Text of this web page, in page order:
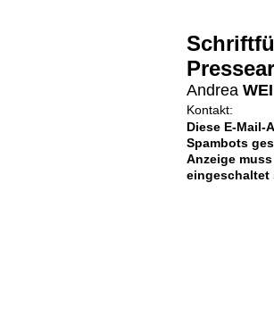
Andrea
Kontakt:
Diese E-Mail-
Spambots
Anzeige
eingeschaltet